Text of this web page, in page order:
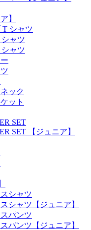
】
T シャツ
ャツ
ャツ
ック
ット
SET
SET 【ジュニア】
シャツ
シャツ【ジュニア】
パンツ
パンツ【ジュニア】